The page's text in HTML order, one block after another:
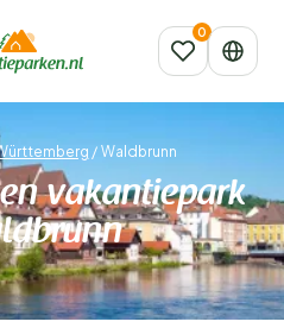
/ Waldbrunn
vakantiepark